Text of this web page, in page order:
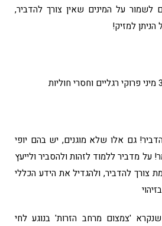
לשמור על המינים שאין צורך להדביר,
הניתן למזיק!
גם אלו שלא מוגנים, יש בהם יופי
על מדביר ללמוד לזהות ולהסביר ולייעץ
צורך להדביר, ולהגדיל את הידע הכללי
'צמצום מרחב הזרות' בנוגע לחי